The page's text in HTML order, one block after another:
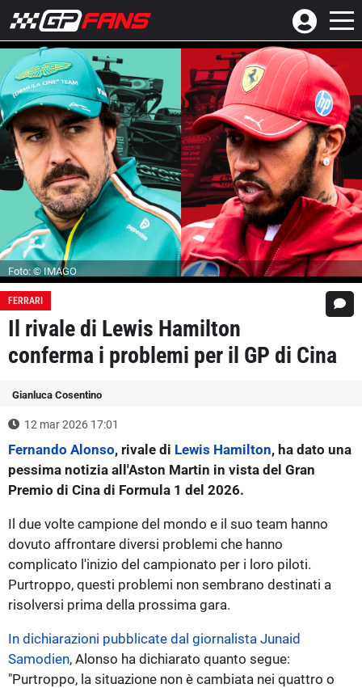
Foto: © IMAGO
FERRARI
Il rivale di Lewis Hamilton
conferma i problemi per il GP di Cina
Gianluca Cosentino
12 mar 2026 17:01
Fernando Alonso, rivale di Lewis Hamilton, ha dato una
pessima notizia all'Aston Martin in vista del Gran
Premio di Cina di Formula 1 del 2026.
Il due volte campione del mondo e il suo team hanno
dovuto affrontare diversi problemi che hanno
complicato l'inizio del campionato per i loro piloti.
Purtroppo, questi problemi non sembrano destinati a
risolversi prima della prossima gara.
In dichiarazioni pubblicate dal giornalista Junaid
Samodien, Alonso ha dichiarato quanto segue:
"Purtroppo, la situazione non è cambiata nei quattro o